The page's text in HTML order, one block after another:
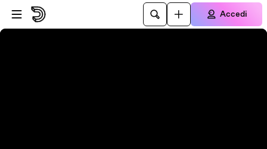
Vai al lettore
Passa al contenuto principale
Accedi